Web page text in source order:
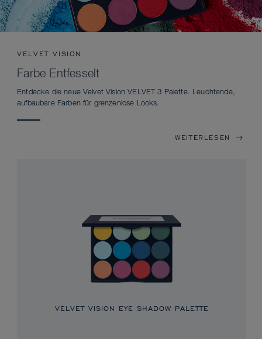
VELVET VISION
Farbe Entfesselt
Entdecke die neue Velvet Vision VELVET 3 Palette. Leuchtende,
aufbaubare Farben für grenzenlose Looks.
WEITERLESEN
VELVET VISION EYE SHADOW PALETTE